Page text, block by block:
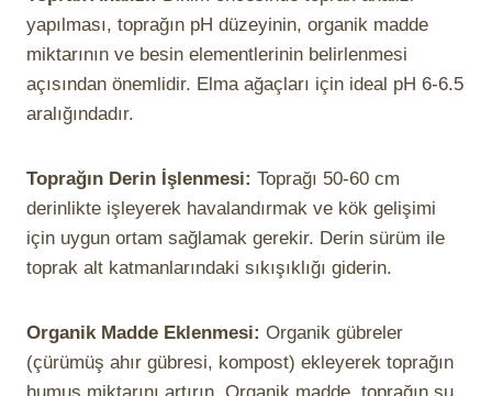
yapılması, toprağın pH düzeyinin, organik madde
miktarının ve besin elementlerinin belirlenmesi
açısından önemlidir. Elma ağaçları için ideal pH 6-6.5
aralığındadır.
Toprağın Derin İşlenmesi: Toprağı 50-60 cm
derinlikte işleyerek havalandırmak ve kök gelişimi
için uygun ortam sağlamak gerekir. Derin sürüm ile
toprak alt katmanlarındaki sıkışıklığı giderin.
Organik Madde Eklenmesi: Organik gübreler
(çürümüş ahır gübresi, kompost) ekleyerek toprağın